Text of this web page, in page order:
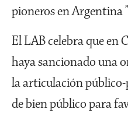
pioneros en Argentina
El LAB celebra que en
haya sancionado una
la articulación
de bien público para